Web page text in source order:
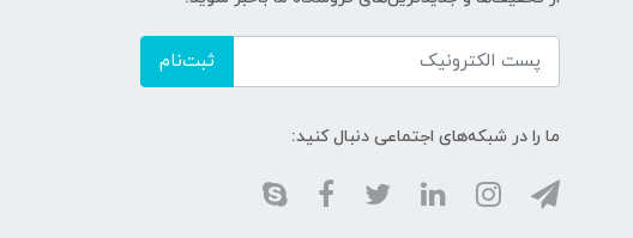
ثبت‌نام
ما را در شبکه‌های اجتماعی دنبال کنید: